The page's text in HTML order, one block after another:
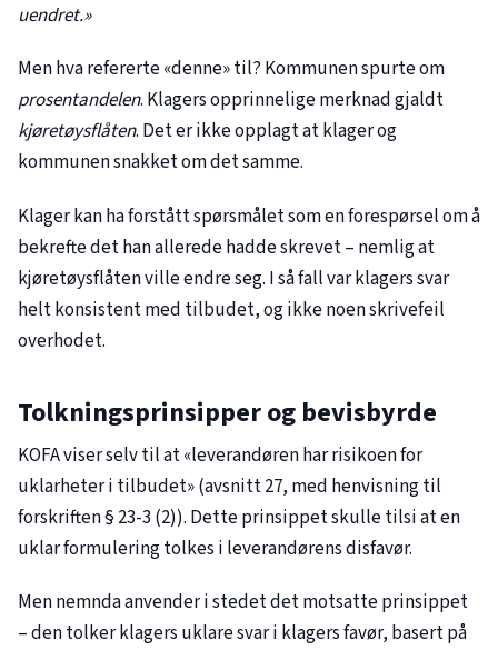
uendret.»
Men hva refererte «denne» til? Kommunen spurte om
prosentandelen. Klagers opprinnelige merknad gjaldt
kjøretøysflåten. Det er ikke opplagt at klager og
kommunen snakket om det samme.
Klager kan ha forstått spørsmålet som en forespørsel om å
bekrefte det han allerede hadde skrevet – nemlig at
kjøretøysflåten ville endre seg. I så fall var klagers svar
helt konsistent med tilbudet, og ikke noen skrivefeil
overhodet.
Tolkningsprinsipper og bevisbyrde
KOFA viser selv til at «leverandøren har risikoen for
uklarheter i tilbudet» (avsnitt 27, med henvisning til
forskriften § 23-3 (2)). Dette prinsippet skulle tilsi at en
uklar formulering tolkes i leverandørens disfavør.
Men nemnda anvender i stedet det motsatte prinsippet
– den tolker klagers uklare svar i klagers favør, basert på